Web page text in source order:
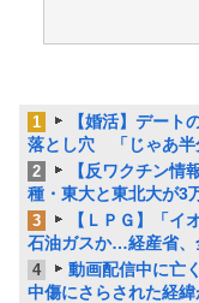
1
【婚活】デート
落とし穴 「じゃあ半
2
【反ワクチン情
種・東大と東北大が3
3
【ＬＰＧ】「イ
石油ガスか…経産省、
4
動画配信中に亡
中傷にさらされた経